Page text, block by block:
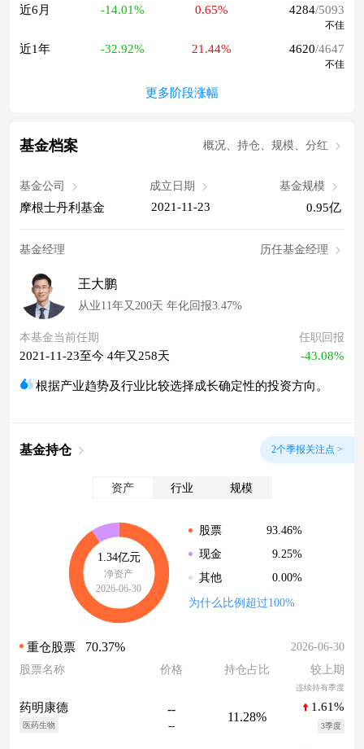
近6月 -14.01% 0.65% 4284/5093
不佳
近1年 -32.92% 21.44% 4620/4647
不佳
更多阶段涨幅
基金档案 概况、持仓、规模、分红
基金公司
摩根士丹利基金
成立日期
2021-11-23
基金规模
0.95亿
基金经理 历任基金经理
王大鹏
从业11年又200天 年化回报3.47%
本基金当前任期
2021-11-23至今 4年又258天
任职回报
-43.08%
根据产业趋势及行业比较选择成长确定性的投资方向。
基金持仓 2个季报关注点 >
资产 行业 规模
1.34亿元
净资产
2026-06-30
股票
93.46%
现金
9.25%
其他
0.00%
为什么比例超过100%
重仓股票 70.37%
2026-06-30
股票名称
价格 持仓占比 较上期
连续持有季度
药明康德
医药生物
--
--
11.28%
1.61%
3季度